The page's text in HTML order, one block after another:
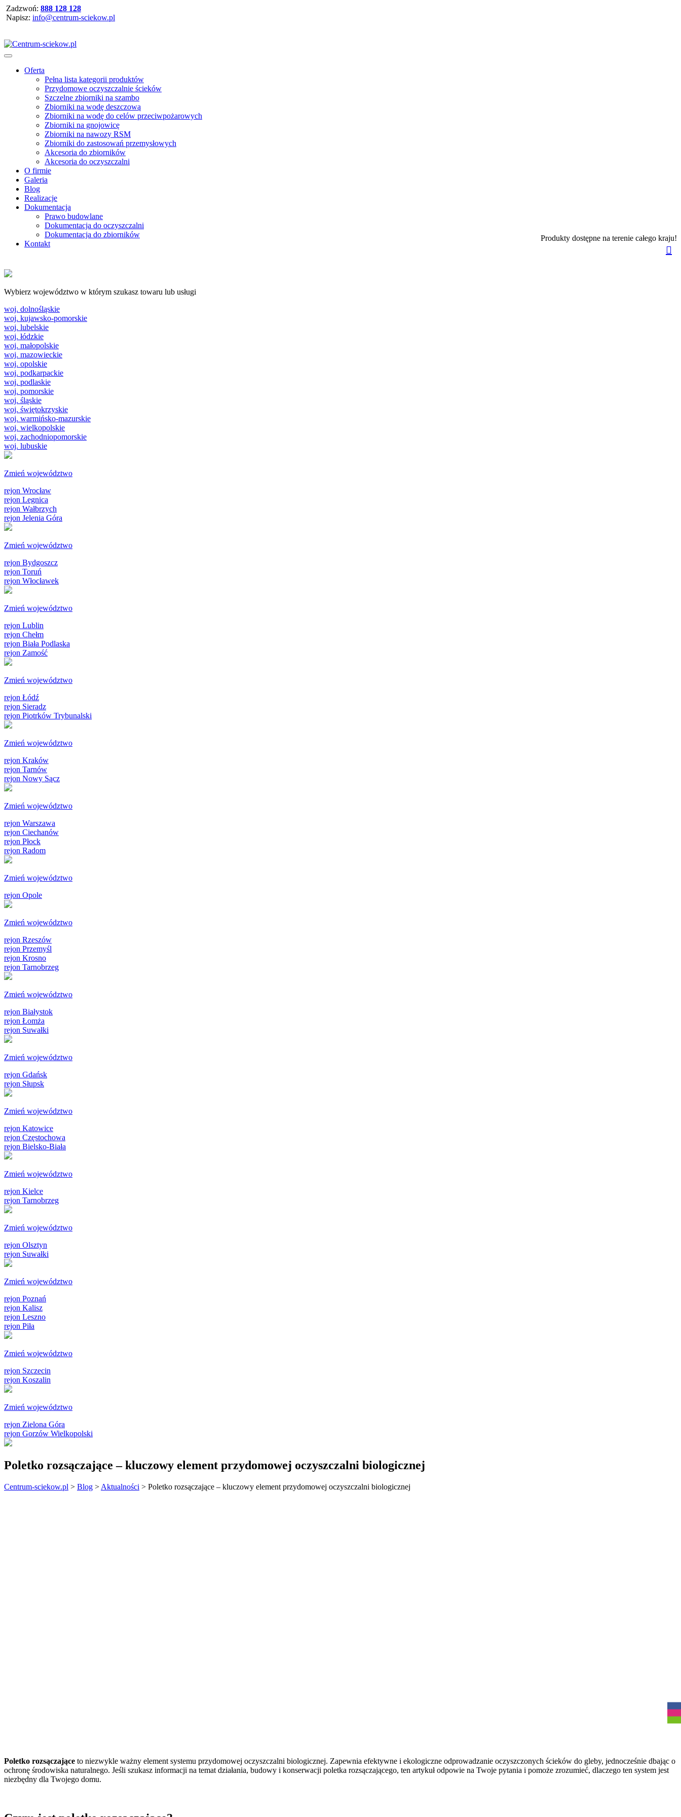
Zadzwoń: 888 128 128
Napisz: info@centrum-sciekow.pl
Oferta
Pełna lista kategorii produktów
Przydomowe oczyszczalnie ścieków
Szczelne zbiorniki na szambo
Zbiorniki na wodę deszczową
Zbiorniki na wodę do celów przeciwpożarowych
Zbiorniki na gnojowicę
Zbiorniki na nawozy RSM
Zbiorniki do zastosowań przemysłowych
Akcesoria do zbiorników
Akcesoria do oczyszczalni
O firmie
Galeria
Blog
Realizacje
Dokumentacja
Prawo budowlane
Dokumentacja do oczyszczalni
Dokumentacja do zbiorników
Kontakt
Produkty dostępne na terenie całego kraju!
Wybierz województwo w którym szukasz towaru lub usługi
woj. dolnośląskie
woj. kujawsko-pomorskie
woj. lubelskie
woj. łódzkie
woj. małopolskie
woj. mazowieckie
woj. opolskie
woj. podkarpackie
woj. podlaskie
woj. pomorskie
woj. śląskie
woj. świętokrzyskie
woj. warmińsko-mazurskie
woj. wielkopolskie
woj. zachodniopomorskie
woj. lubuskie
Zmień województwo
rejon Wrocław
rejon Legnica
rejon Wałbrzych
rejon Jelenia Góra
Zmień województwo
rejon Bydgoszcz
rejon Toruń
rejon Włocławek
Zmień województwo
rejon Lublin
rejon Chełm
rejon Biała Podlaska
rejon Zamość
Zmień województwo
rejon Łódź
rejon Sieradz
rejon Piotrków Trybunalski
Zmień województwo
rejon Kraków
rejon Tarnów
rejon Nowy Sącz
Zmień województwo
rejon Warszawa
rejon Ciechanów
rejon Płock
rejon Radom
Zmień województwo
rejon Opole
Zmień województwo
rejon Rzeszów
rejon Przemyśl
rejon Krosno
rejon Tarnobrzeg
Zmień województwo
rejon Białystok
rejon Łomża
rejon Suwałki
Zmień województwo
rejon Gdańsk
rejon Słupsk
Zmień województwo
rejon Katowice
rejon Częstochowa
rejon Bielsko-Biała
Zmień województwo
rejon Kielce
rejon Tarnobrzeg
Zmień województwo
rejon Olsztyn
rejon Suwałki
Zmień województwo
rejon Poznań
rejon Kalisz
rejon Leszno
rejon Piła
Zmień województwo
rejon Szczecin
rejon Koszalin
Zmień województwo
rejon Zielona Góra
rejon Gorzów Wielkopolski
Poletko rozsączające – kluczowy element przydomowej oczyszczalni biologicznej
Centrum-sciekow.pl > Blog > Aktualności > Poletko rozsączające – kluczowy element przydomowej oczyszczalni biologicznej
Poletko rozsączające to niezwykle ważny element systemu przydomowej oczyszczalni biologicznej. Zapewnia efektywne i ekologiczne odprowadzanie oczyszczonych ścieków do gleby, jednocześnie dbając o
ochronę środowiska naturalnego. Jeśli szukasz informacji na temat działania, budowy i konserwacji poletka rozsączającego, ten artykuł odpowie na Twoje pytania i pomoże zrozumieć, dlaczego ten system jest
niezbędny dla Twojego domu.